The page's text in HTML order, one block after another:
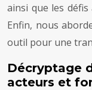
ainsi que les
Enfin, nous
outil pour une
Décryptage
acteurs et